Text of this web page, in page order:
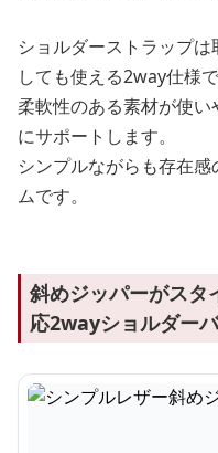
ショルダーストラップ
しても使える2way仕様で
柔軟性のある素材が使
にサポートします。
シンプルながらも存在
ムです。
斜めジッパーがスタ
応2wayショルダー